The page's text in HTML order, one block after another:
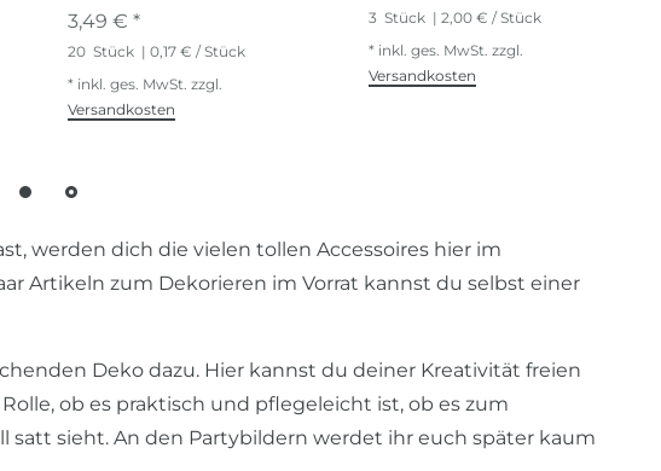
3,49 € *
20 Stück | 0,17 € / Stück
* inkl. ges. MwSt. zzgl.
Versandkosten
3 Stück | 2,00 € / Stück
* inkl. ges. MwSt. zzgl.
Versandkosten
werden dich die vielen tollen Accessoires hier im
Artikeln zum Dekorieren im Vorrat kannst du selbst einer
Deko dazu. Hier kannst du deiner Kreativität freien
ob es praktisch und pflegeleicht ist, ob es zum
satt sieht. An den Partybildern werdet ihr euch später kaum